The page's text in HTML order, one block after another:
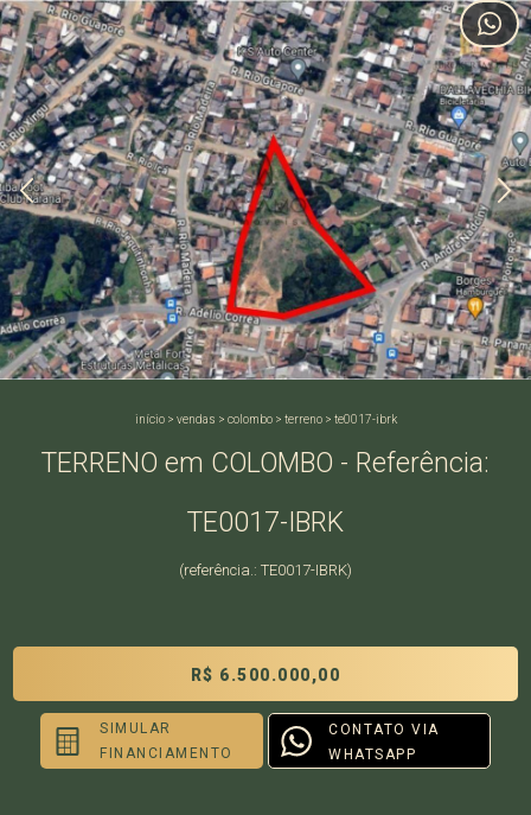
início> vendas > colombo> terreno> te0017-ibrk
TERRENO em COLOMBO - Referência:
TE0017-IBRK
(referência.: TE0017-IBRK)
R$ 6.500.000,00
SIMULAR
FINANCIAMENTO
CONTATO VIA
WHATSAPP